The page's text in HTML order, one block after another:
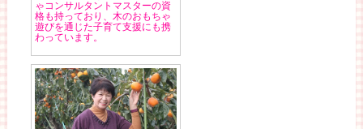
ゃコンサルタントマスターの資
格も持っており、木のおもちゃ
遊びを通じた子育て支援にも携
わっています。